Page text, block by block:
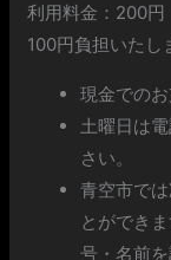
利用料金：200
100円負担いたし
現金でのお
土曜日は
さい。
青空市で
とができ
号・名前